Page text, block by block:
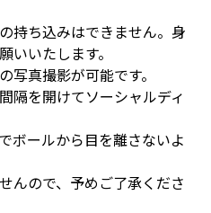
持ち込みはできません。身
いいたします。
写真撮影が可能です。
隔を開けてソーシャルディ
ボールから目を離さないよ
んので、予めご了承くださ